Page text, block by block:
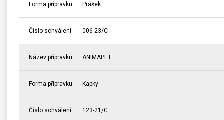
Forma přípravku Prášek
Číslo schválení 006-23/C
Název přípravku ANIMAPET
Forma přípravku Kapky
Číslo schválení 123-21/C